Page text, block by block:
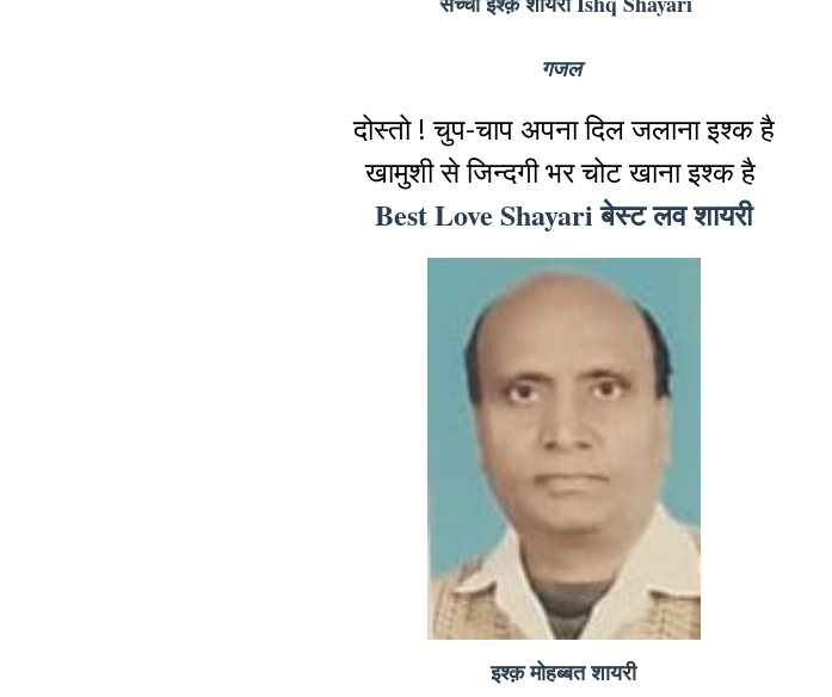
गजल
दोस्तो ! चुप-चाप अपना दिल जलाना इश्क है
खामुशी से जिन्दगी भर चोट खाना इश्क है
Best Love Shayari बेस्ट लव शायरी
इश्क़ मोहब्बत शायरी